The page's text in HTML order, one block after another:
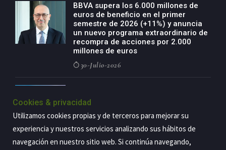
BBVA supera los 6.000 millones de
euros de beneficio en el primer
semestre de 2026 (+11%) y anuncia
un nuevo programa extraordinario de
recompra de acciones por 2.000
millones de euros
30-Julio-2026
negocio agro con un modelo global
de especialización presente en siete
países
29-Julio-2026
Cookies & privacidad
Utilizamos cookies propias y de terceros para mejorar su
experiencia y nuestros servicios analizando sus hábitos de
navegación en nuestro sitio web. Si continúa navegando,